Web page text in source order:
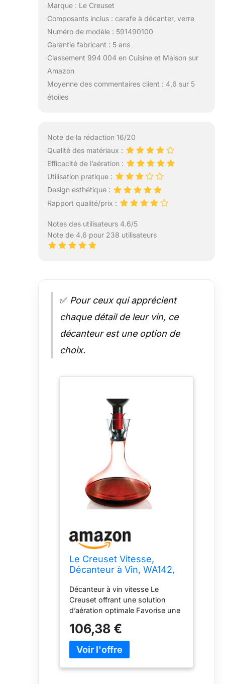
Marque : Le Creuset
Composants inclus : carafe à décanter, verre
Numéro de modèle : 591490100
Garantie fabricant : 5 ans
Classement 994 004 en Cuisine et Maison sur
Amazon
Moyenne des commentaires client : 4,6 sur 5
étoiles
Note de la rédaction 16/20
Qualité des matériaux :
Efficacité de l’aération :
Utilisation pratique :
Design esthétique :
Rapport qualité/prix :
Notes des utilisateurs 4.6/5
Note de 4.6 pour 238 utilisateurs
✅ Pour ceux qui apprécient
chaque détail de leur vin, ce
décanteur est une option de
choix.
Le Creuset Vitesse,
Décanteur à Vin, WA142,
Décanteur à vin vitesse Le
Creuset offrant une solution
d’aération optimale Favorise une
une libération des arômes
subtiles À appliquer directement
sur le goulot de la bouteille,
106,38 €